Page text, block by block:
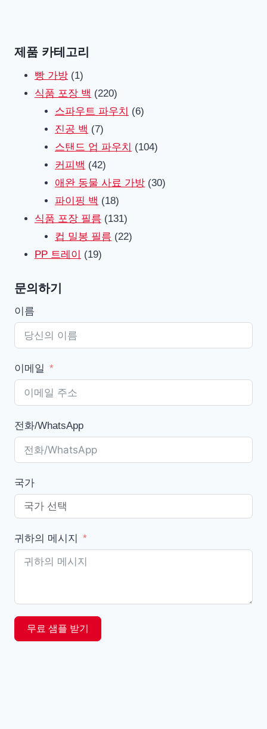
제품 카테고리
빵 가방 11
제
품
식품 포장 백 220220
제
스파우트 파우치 66
품
진공 백 77
제
품
스탠드 업 파우치 104104
품
커피백 4242
제
품
애완 동물 사료 가방 3030
파이핑 백 1818
제
품
식품 포장 필름 131131
제
컵 밀봉 필름 2222
PP 트레이 1919
문의하기
이름
이메일
전화/WhatsApp
국가
귀하의 메시지
무료 샘플 받기